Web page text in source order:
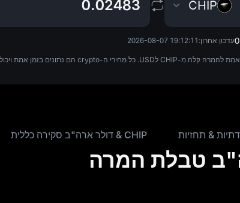
CHIP
עדכון אחרון: 2026-08-07 19:12:11
& תחזיות CHIP & דולר ארה"ב סקירה כללית